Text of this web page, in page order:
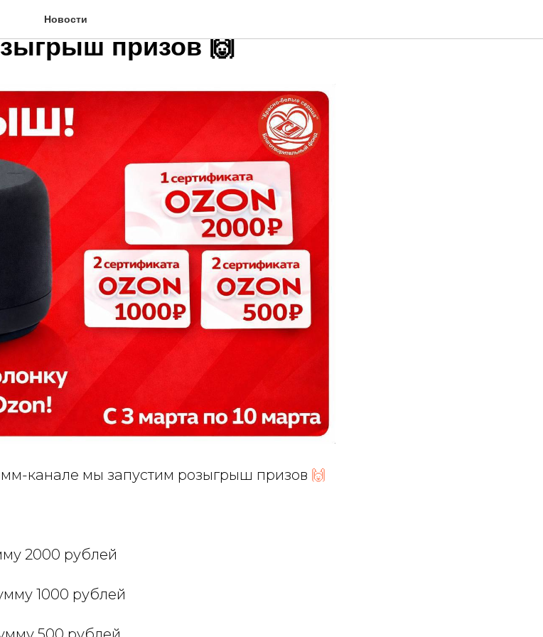
Новости
телеграмм-канале
призов 🙌
канале мы запустим розыгрыш призов 🙌
2000 рублей
1000 рублей